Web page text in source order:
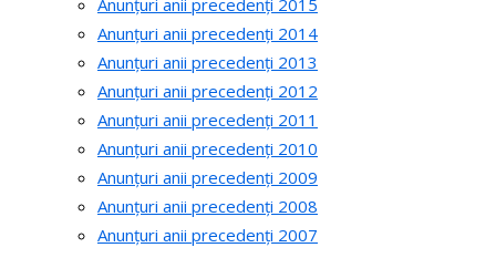
Anunțuri anii precedenți 2015
Anunțuri anii precedenți 2014
Anunțuri anii precedenți 2013
Anunțuri anii precedenți 2012
Anunțuri anii precedenți 2011
Anunțuri anii precedenți 2010
Anunțuri anii precedenți 2009
Anunțuri anii precedenți 2008
Anunțuri anii precedenți 2007